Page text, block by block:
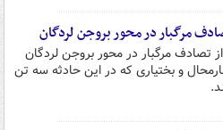
مرگبار در محور بروجن لردگان
تصادف مرگبار در محور بروجن لردگان
و بختیاری که در این حادثه سه تن